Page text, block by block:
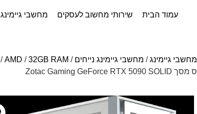
עמוד הבית שירותי מחשוב לעסקים מחשבי גיימינג
מחשבי גיימינג/ מחשבי גיימינג נייחים /
AMD /32GB RAM